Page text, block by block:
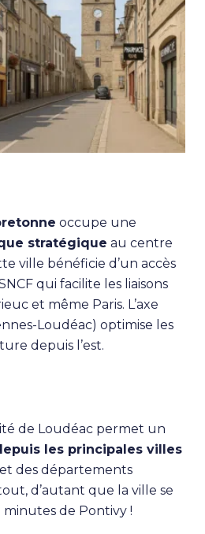
occupe une
stratégique au centre
ville bénéficie d’un accès
qui facilite les liaisons
et même Paris. L’axe
Loudéac) optimise les
depuis l’est.
de Loudéac permet un
les principales villes
et des départements
d’autant que la ville se
de Pontivy !